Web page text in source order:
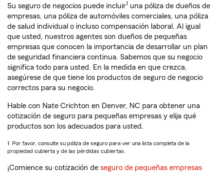
Su seguro de negocios puede incluir1 una póliza de dueños de
empresas, una póliza de automóviles comerciales, una póliza
de salud individual o incluso compensación laboral. Al igual
que usted, nuestros agentes son dueños de pequeñas
empresas que conocen la importancia de desarrollar un plan
de seguridad financiera continua. Sabemos que su negocio
significa todo para usted. En la medida en que crezca,
asegúrese de que tiene los productos de seguro de negocio
correctos para su negocio.
Hable con Nate Crichton en Denver, NC para obtener una
cotización de seguro para pequeñas empresas y elija qué
productos son los adecuados para usted.
1. Por favor, consulte su póliza de seguro para ver una lista completa de la
propiedad cubierta y de las pérdidas cubiertas.
¡Comience su cotización de seguro de pequeñas empresas